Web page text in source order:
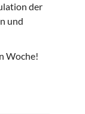
der
und
Woche!